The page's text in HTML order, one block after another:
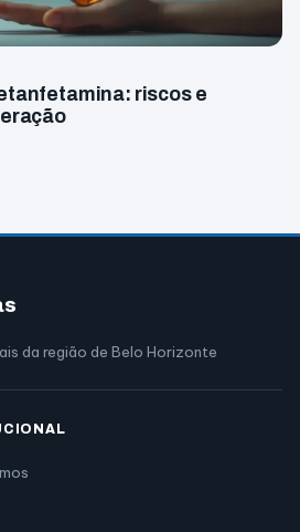
riscos e
da região de Belo Horizonte